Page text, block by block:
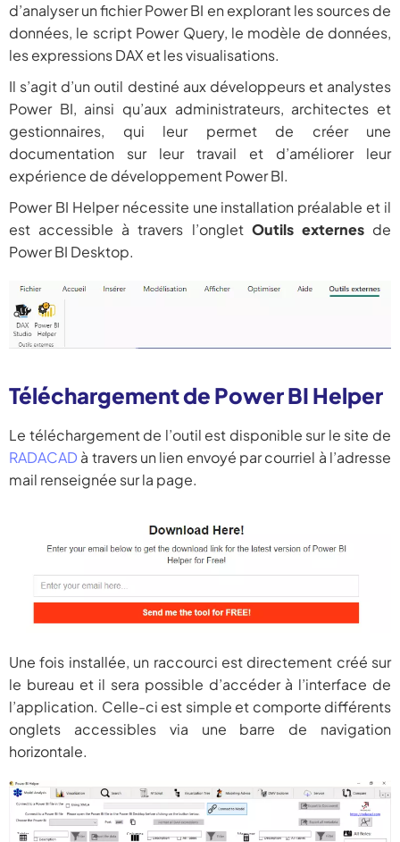
d’analyser un fichier Power BI en explorant les sources de
données, le script Power Query, le modèle de données,
les expressions DAX et les visualisations.
Il s’agit d’un outil destiné aux développeurs et analystes
Power BI, ainsi qu’aux administrateurs, architectes et
gestionnaires, qui leur permet de créer une
documentation sur leur travail et d’améliorer leur
expérience de développement Power BI.
Power BI Helper nécessite une installation préalable et il
est accessible à travers l’onglet Outils externesde
Power BI Desktop.
Téléchargement de Power BI Helper
Le téléchargement de l’outil est disponible sur le site de
RADACAD à travers un lien envoyé par courriel à l’adresse
mail renseignée sur la page.
Une fois installée, un raccourci est directement créé sur
le bureau et il sera possible d’accéder à l’interface de
l’application. Celle-ci est simple et comporte différents
onglets accessibles via une barre de navigation
horizontale.